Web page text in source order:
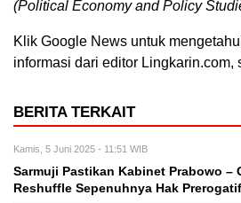
(Political Economy and Policy
Klik Google News untuk
informasi dari editor Lingkarin.com,
BERITA TERKAIT
Kamis, 5 Juni 2025 - 11:51 WIB
Sarmuji Pastikan Kabinet Prabowo –
Reshuffle Sepenuhnya Hak